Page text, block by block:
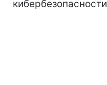
кибербезопасности